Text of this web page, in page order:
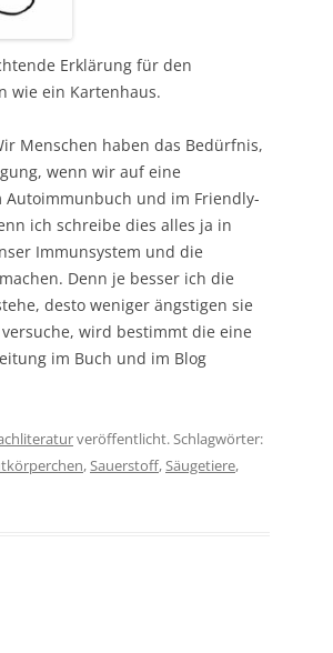
Erklärung für den
wie ein Kartenhaus.
Menschen haben das Bedürfnis,
wenn wir auf eine
Autoimmunbuch und im Friendly-
ich schreibe dies alles ja in
Immunsystem und die
Denn je besser ich die
desto weniger ängstigen sie
wird bestimmt die eine
im Buch und im Blog
veröffentlicht. Schlagwörter:
, Sauerstoff, Säugetiere,